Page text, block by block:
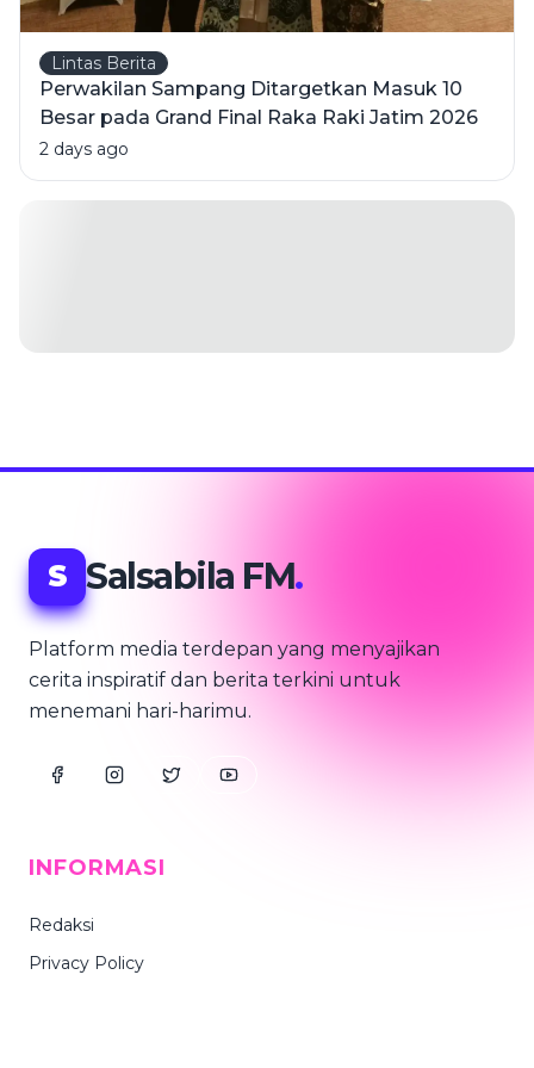
Lintas Berita
Perwakilan Sampang Ditargetkan Masuk 10
Besar pada Grand Final Raka Raki Jatim 2026
2 days ago
S Salsabila FM.
Platform media terdepan yang menyajikan
cerita inspiratif dan berita terkini untuk
menemani hari-harimu.
INFORMASI
Redaksi
Privacy Policy